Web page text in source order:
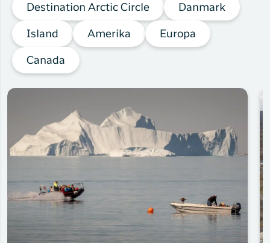
Destination Arctic Circle Danmark
Island Amerika Europa
Canada